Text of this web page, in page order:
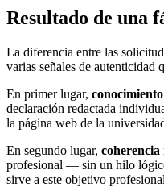
Resultado de una
La diferencia entre las
varias señales de autenticidad
En primer lugar,
declaración redactada
la página web de la
En segundo lugar,
profesional — sin un hilo
sirve a este objetivo